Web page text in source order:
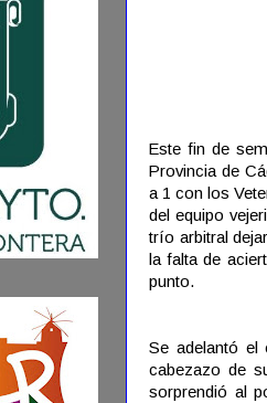
Este fin de
Provincia de
a 1 con los
del equipo
trío arbitral
la falta de
punto.
Se adelantó el
cabezazo de
sorprendió al